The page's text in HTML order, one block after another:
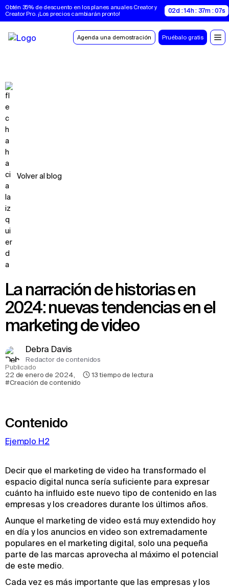
Obtén 35% de descuento en los planes anuales Creator y
Creator Pro. ¡Los precios cambiarán pronto!
02d : 14h : 37m : 06s
Agenda una demostración Pruébalo gratis
Volver al blog
La narración de historias en
2024: nuevas tendencias en el
marketing de video
Debra Davis
Redactor de contenidos
Publicado
22 de enero de 2024, 13 tiempo de lectura
#Creación de contenido
Contenido
Ejemplo H2
Decir que el marketing de video ha transformado el
espacio digital nunca sería suficiente para expresar
cuánto ha influido este nuevo tipo de contenido en las
empresas y los creadores durante los últimos años.
Aunque el marketing de video está muy extendido hoy
en día y los anuncios en video son extremadamente
populares en el marketing digital, solo una pequeña
parte de las marcas aprovecha al máximo el potencial
de este medio.
Cada vez es más importante que las empresas y los